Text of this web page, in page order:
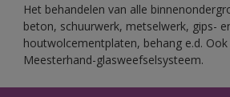
Het behandelen van alle
beton, schuurwerk, metselwerk, gips-
houtwolcementplaten, behang e.d.
Meesterhand-glasweefselsysteem.